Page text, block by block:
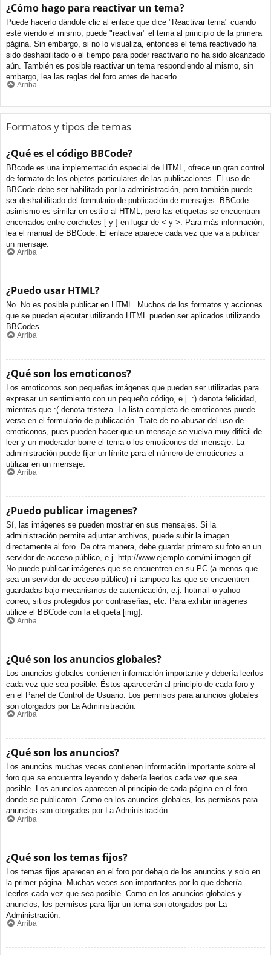
¿Cómo hago para reactivar un tema?
Puede hacerlo dándole clic al enlace que dice "Reactivar tema" cuando
esté viendo el mismo, puede "reactivar" el tema al principio de la primera
página. Sin embargo, si no lo visualiza, entonces el tema reactivado ha
sido deshabilitado o el tiempo para poder reactivarlo no ha sido alcanzado
aún. También es posible reactivar un tema respondiendo al mismo, sin
embargo, lea las reglas del foro antes de hacerlo.
Arriba
Formatos y tipos de temas
¿Qué es el código BBCode?
BBcode es una implementación especial de HTML, ofrece un gran control
de formato de los objetos particulares de las publicaciones. El uso de
BBCode debe ser habilitado por la administración, pero también puede
ser deshabilitado del formulario de publicación de mensajes. BBCode
asimismo es similar en estilo al HTML, pero las etiquetas se encuentran
encerrados entre corchetes [ y ] en lugar de < y >. Para más información,
lea el manual de BBCode. El enlace aparece cada vez que va a publicar
un mensaje.
Arriba
¿Puedo usar HTML?
No. No es posible publicar en HTML. Muchos de los formatos y acciones
que se pueden ejecutar utilizando HTML pueden ser aplicados utilizando
BBCodes.
Arriba
¿Qué son los emoticonos?
Los emoticonos son pequeñas imágenes que pueden ser utilizadas para
expresar un sentimiento con un pequeño código, e.j. :) denota felicidad,
mientras que :( denota tristeza. La lista completa de emoticones puede
verse en el formulario de publicación. Trate de no abusar del uso de
emoticonos, pues pueden hacer que un mensaje se vuelva muy difícil de
leer y un moderador borre el tema o los emoticones del mensaje. La
administración puede fijar un límite para el número de emoticones a
utilizar en un mensaje.
Arriba
¿Puedo publicar imagenes?
Sí, las imágenes se pueden mostrar en sus mensajes. Si la
administración permite adjuntar archivos, puede subir la imagen
directamente al foro. De otra manera, debe guardar primero su foto en un
servidor de acceso público, e.j. http://www.ejemplo.com/mi-imagen.gif.
No puede publicar imágenes que se encuentren en su PC (a menos que
sea un servidor de acceso público) ni tampoco las que se encuentren
guardadas bajo mecanismos de autenticación, e.j. hotmail o yahoo
correo, sitios protegidos por contraseñas, etc. Para exhibir imágenes
utilice el BBCode con la etiqueta [img].
Arriba
¿Qué son los anuncios globales?
Los anuncios globales contienen información importante y debería leerlos
cada vez que sea posible. Éstos aparecerán al principio de cada foro y
en el Panel de Control de Usuario. Los permisos para anuncios globales
son otorgados por La Administración.
Arriba
¿Qué son los anuncios?
Los anuncios muchas veces contienen información importante sobre el
foro que se encuentra leyendo y debería leerlos cada vez que sea
posible. Los anuncios aparecen al principio de cada página en el foro
donde se publicaron. Como en los anuncios globales, los permisos para
anuncios son otorgados por La Administración.
Arriba
¿Qué son los temas fijos?
Los temas fijos aparecen en el foro por debajo de los anuncios y solo en
la primer página. Muchas veces son importantes por lo que debería
leerlos cada vez que sea posible. Como en los anuncios globales y
anuncios, los permisos para fijar un tema son otorgados por La
Administración.
Arriba